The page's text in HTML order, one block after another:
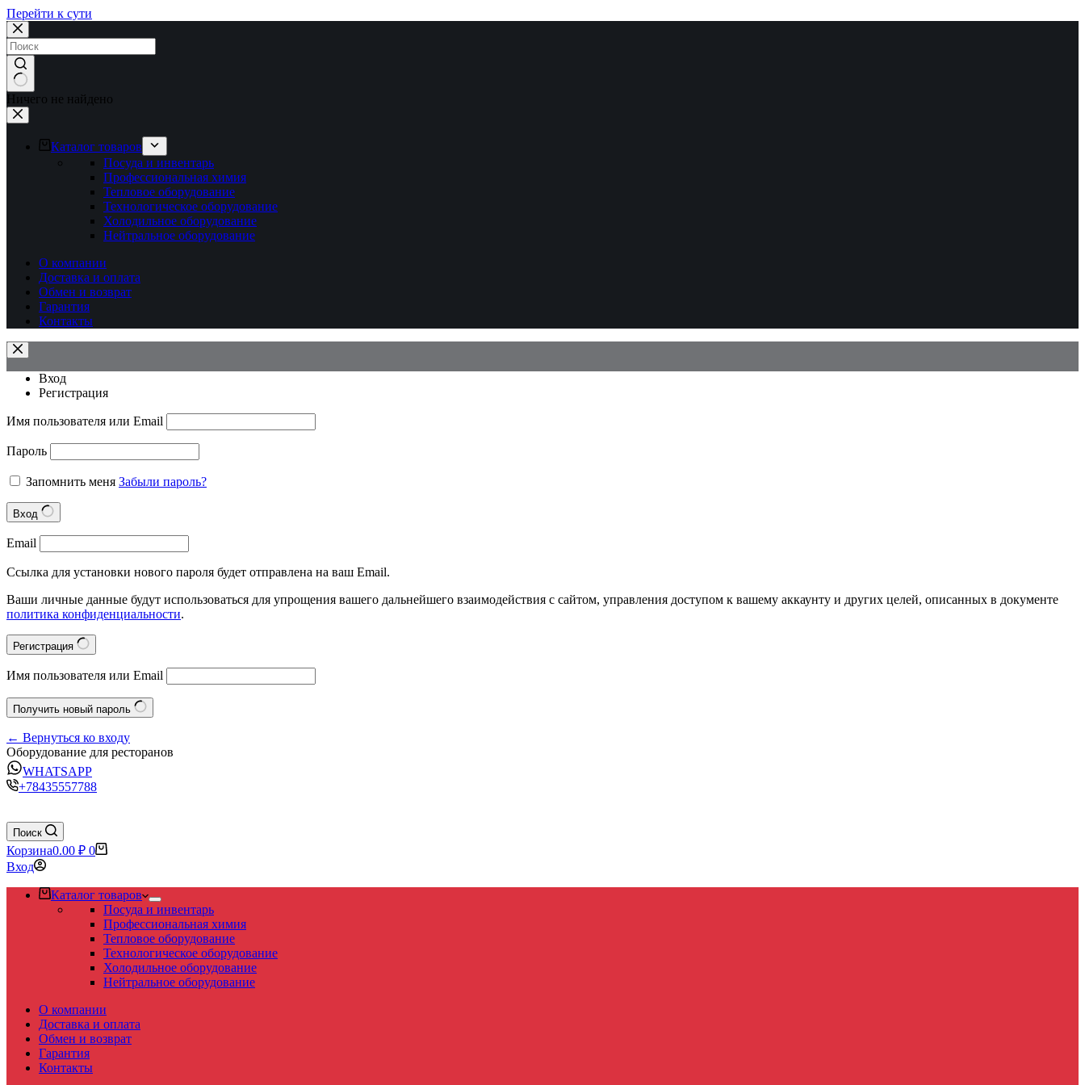
Перейти к сути
Ничего не найдено
Каталог товаров
Посуда и инвентарь
Профессиональная химия
Тепловое оборудование
Технологическое оборудование
Холодильное оборудование
Нейтральное оборудование
О компании
Доставка и оплата
Обмен и возврат
Гарантия
Контакты
Вход
Регистрация
Имя пользователя или Email
Пароль
Запомнить меня Забыли пароль?
Вход
Email
Ссылка для установки нового пароля будет отправлена на ваш Email.
Ваши личные данные будут использоваться для упрощения вашего дальнейшего взаимодействия с сайтом, управления доступом к вашему аккаунту и других целей, описанных в документе
политика конфиденциальности.
Регистрация
Имя пользователя или Email
Получить новый пароль
← Вернуться ко входу
Оборудование для ресторанов
WHATSAPP
+78435557788
Поиск
Корзина0.00 ₽ 0
Вход
Каталог товаров
Посуда и инвентарь
Профессиональная химия
Тепловое оборудование
Технологическое оборудование
Холодильное оборудование
Нейтральное оборудование
О компании
Доставка и оплата
Обмен и возврат
Гарантия
Контакты